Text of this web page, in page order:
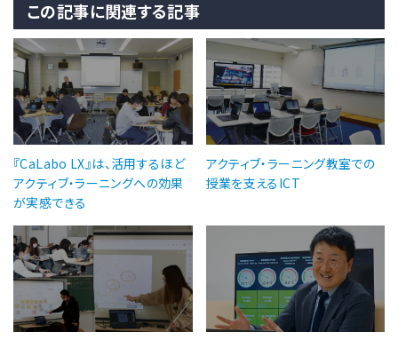
この記事に関連する記事
『CaLabo LX』は、活用するほど
アクティブ・ラーニングへの効果
が実感できる
アクティブ・ラーニング教室での
授業を支えるICT